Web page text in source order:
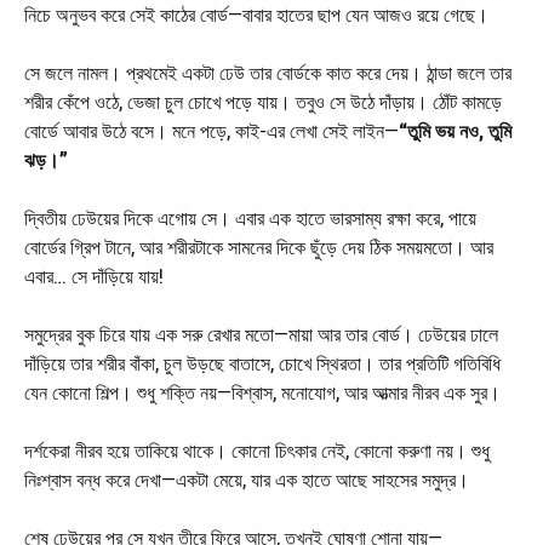
নিচে অনুভব করে সেই কাঠের বোর্ড—বাবার হাতের ছাপ যেন আজও রয়ে গেছে।
সে জলে নামল। প্রথমেই একটা ঢেউ তার বোর্ডকে কাত করে দেয়। ঠান্ডা জলে তার
শরীর কেঁপে ওঠে, ভেজা চুল চোখে পড়ে যায়। তবুও সে উঠে দাঁড়ায়। ঠোঁট কামড়ে
বোর্ডে আবার উঠে বসে। মনে পড়ে, কাই-এর লেখা সেই লাইন—“তুমি ভয় নও, তুমি
ঝড়।”
দ্বিতীয় ঢেউয়ের দিকে এগোয় সে। এবার এক হাতে ভারসাম্য রক্ষা করে, পায়ে
বোর্ডের গ্রিপ টানে, আর শরীরটাকে সামনের দিকে ছুঁড়ে দেয় ঠিক সময়মতো। আর
এবার… সে দাঁড়িয়ে যায়!
সমুদ্রের বুক চিরে যায় এক সরু রেখার মতো—মায়া আর তার বোর্ড। ঢেউয়ের ঢালে
দাঁড়িয়ে তার শরীর বাঁকা, চুল উড়ছে বাতাসে, চোখে স্থিরতা। তার প্রতিটি গতিবিধি
যেন কোনো শিল্প। শুধু শক্তি নয়—বিশ্বাস, মনোযোগ, আর আত্মার নীরব এক সুর।
দর্শকেরা নীরব হয়ে তাকিয়ে থাকে। কোনো চিৎকার নেই, কোনো করুণা নয়। শুধু
নিঃশ্বাস বন্ধ করে দেখা—একটা মেয়ে, যার এক হাতে আছে সাহসের সমুদ্র।
শেষ ঢেউয়ের পর সে যখন তীরে ফিরে আসে, তখনই ঘোষণা শোনা যায়—